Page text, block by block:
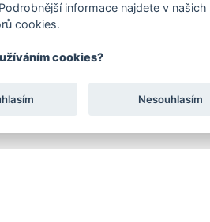
ADRESA
12
140 00
informace najdete v
cookies.
cookies?
Nesouhlasím